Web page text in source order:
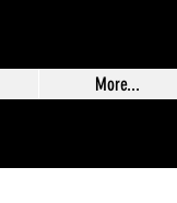
More...